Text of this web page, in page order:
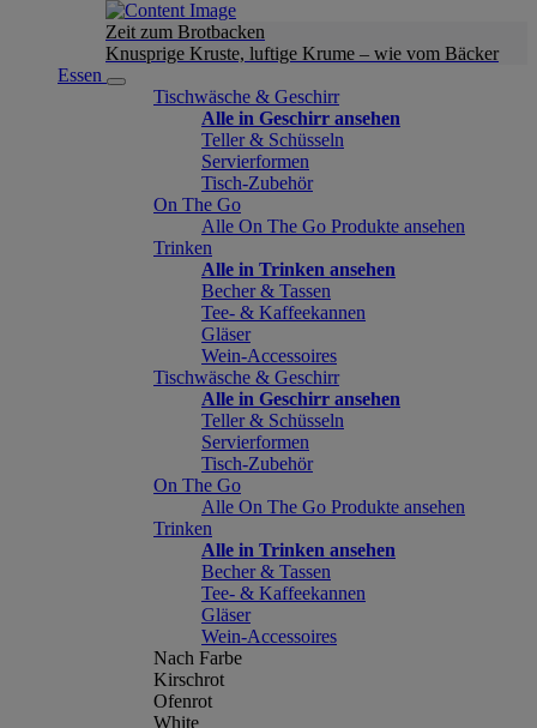
Zeit zum Brotbacken
Knusprige Kruste, luftige Krume – wie vom Bäcker
Essen
Tischwäsche & Geschirr
Alle in Geschirr ansehen
Teller & Schüsseln
Servierformen
Tisch-Zubehör
On The Go
Alle On The Go Produkte ansehen
Trinken
Alle in Trinken ansehen
Becher & Tassen
Tee- & Kaffeekannen
Gläser
Wein-Accessoires
Tischwäsche & Geschirr
Alle in Geschirr ansehen
Teller & Schüsseln
Servierformen
Tisch-Zubehör
On The Go
Alle On The Go Produkte ansehen
Trinken
Alle in Trinken ansehen
Becher & Tassen
Tee- & Kaffeekannen
Gläser
Wein-Accessoires
Nach Farbe
Kirschrot
Ofenrot
White